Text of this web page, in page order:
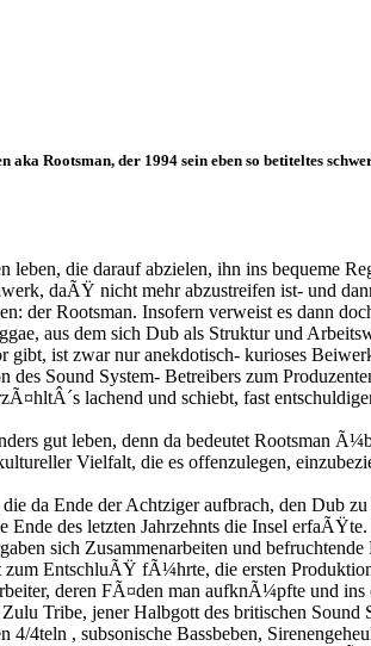
Rootsman, der 1994 sein eben so betiteltes
die darauf abzielen, ihn ins bequeme
daÃŸ nicht mehr abzustreifen ist- und
der Rootsman. Insofern verweist es dann
aus dem sich Dub als Struktur und
ist zwar nur anekdotisch- kurioses
Sound System- Betreibers zum
lachend und schiebt, fast
gut leben, denn da bedeutet Rootsman
Vielfalt, die es offenzulegen,
da Ende der Achtziger aufbrach, den Dub
Ende des letzten Jahrzehnts die Insel
sich Zusammenarbeiten und
EntschluÃŸ fÃ¼hrte, die ersten
deren FÃ¤den man aufknÃ¼pfte und ins
Tribe, jener Halbgott des britischen Sound
4teln , subsonische Bassbeben,